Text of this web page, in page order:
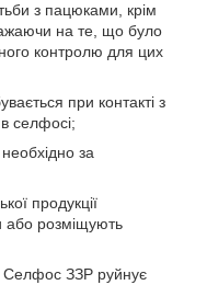
з пацюками, крім
на те, що було
контролю для цих
при контакті з
селфосі;
за
продукції
або розміщують
Селфос ЗЗР руйнує